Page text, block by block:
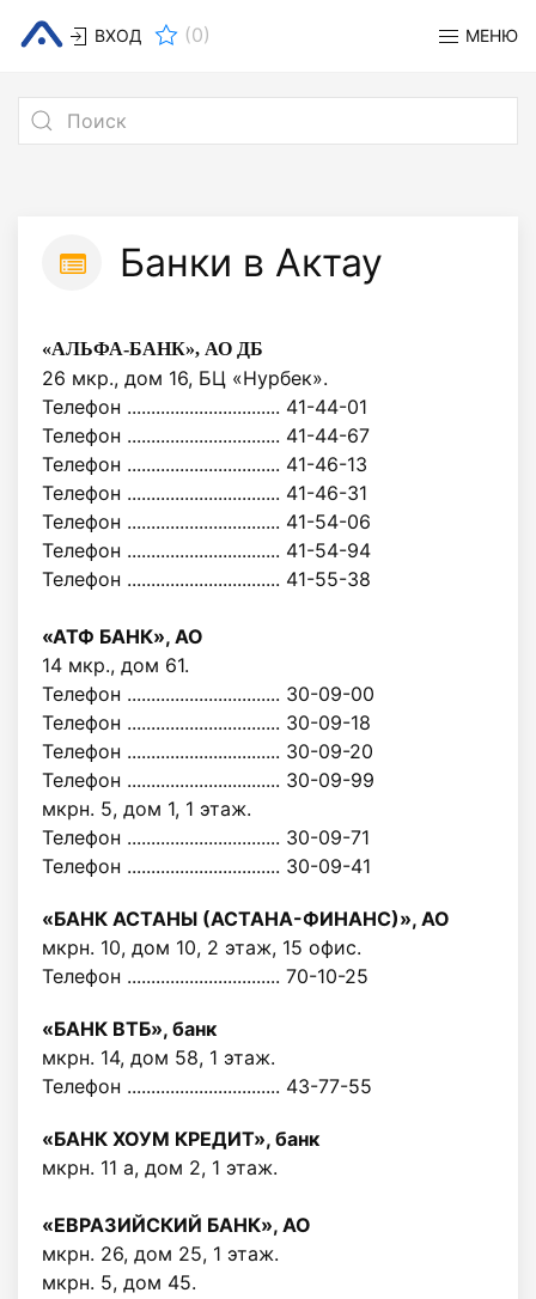
ВХОД (0) МЕНЮ
Банки в Актау
«АЛЬФА-БАНК», АО ДБ
26 мкр., дом 16, БЦ «Нурбек».
Телефон ................................ 41-44-01
Телефон ................................ 41-44-67
Телефон ................................ 41-46-13
Телефон ................................ 41-46-31
Телефон ................................ 41-54-06
Телефон ................................ 41-54-94
Телефон ................................ 41-55-38
«АТФ БАНК», АО
14 мкр., дом 61.
Телефон ................................ 30-09-00
Телефон ................................ 30-09-18
Телефон ................................ 30-09-20
Телефон ................................ 30-09-99
мкрн. 5, дом 1, 1 этаж.
Телефон ................................ 30-09-71
Телефон ................................ 30-09-41
«БАНК АСТАНЫ (АСТАНА-ФИНАНС)», АО
мкрн. 10, дом 10, 2 этаж, 15 офис.
Телефон ................................ 70-10-25
«БАНК ВТБ», банк
мкрн. 14, дом 58, 1 этаж.
Телефон ................................ 43-77-55
«БАНК ХОУМ КРЕДИТ», банк
мкрн. 11 а, дом 2, 1 этаж.
«ЕВРАЗИЙСКИЙ БАНК», АО
мкрн. 26, дом 25, 1 этаж.
мкрн. 5, дом 45.